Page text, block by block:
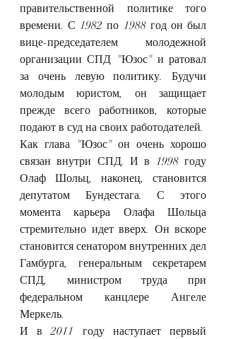
правительственной политике того
времени. С 1982 по 1988 год он был
вице-председателем молодежной
организации СПД "Юзос" и ратовал
за очень левую политику. Будучи
молодым юристом, он защищает
прежде всего работников, которые
подают в суд на своих работодателей.
Как глава "Юзос" он очень хорошо
связан внутри СПД. И в 1998 году
Олаф Шольц, наконец, становится
депутатом Бундестага. С этого
момента карьера Олафа Шольца
стремительно идет вверх. Он вскоре
становится сенатором внутренних дел
Гамбурга, генеральным секретарем
СПД, министром труда при
федеральном канцлере Ангеле
Меркель.
И в 2011 году наступает первый